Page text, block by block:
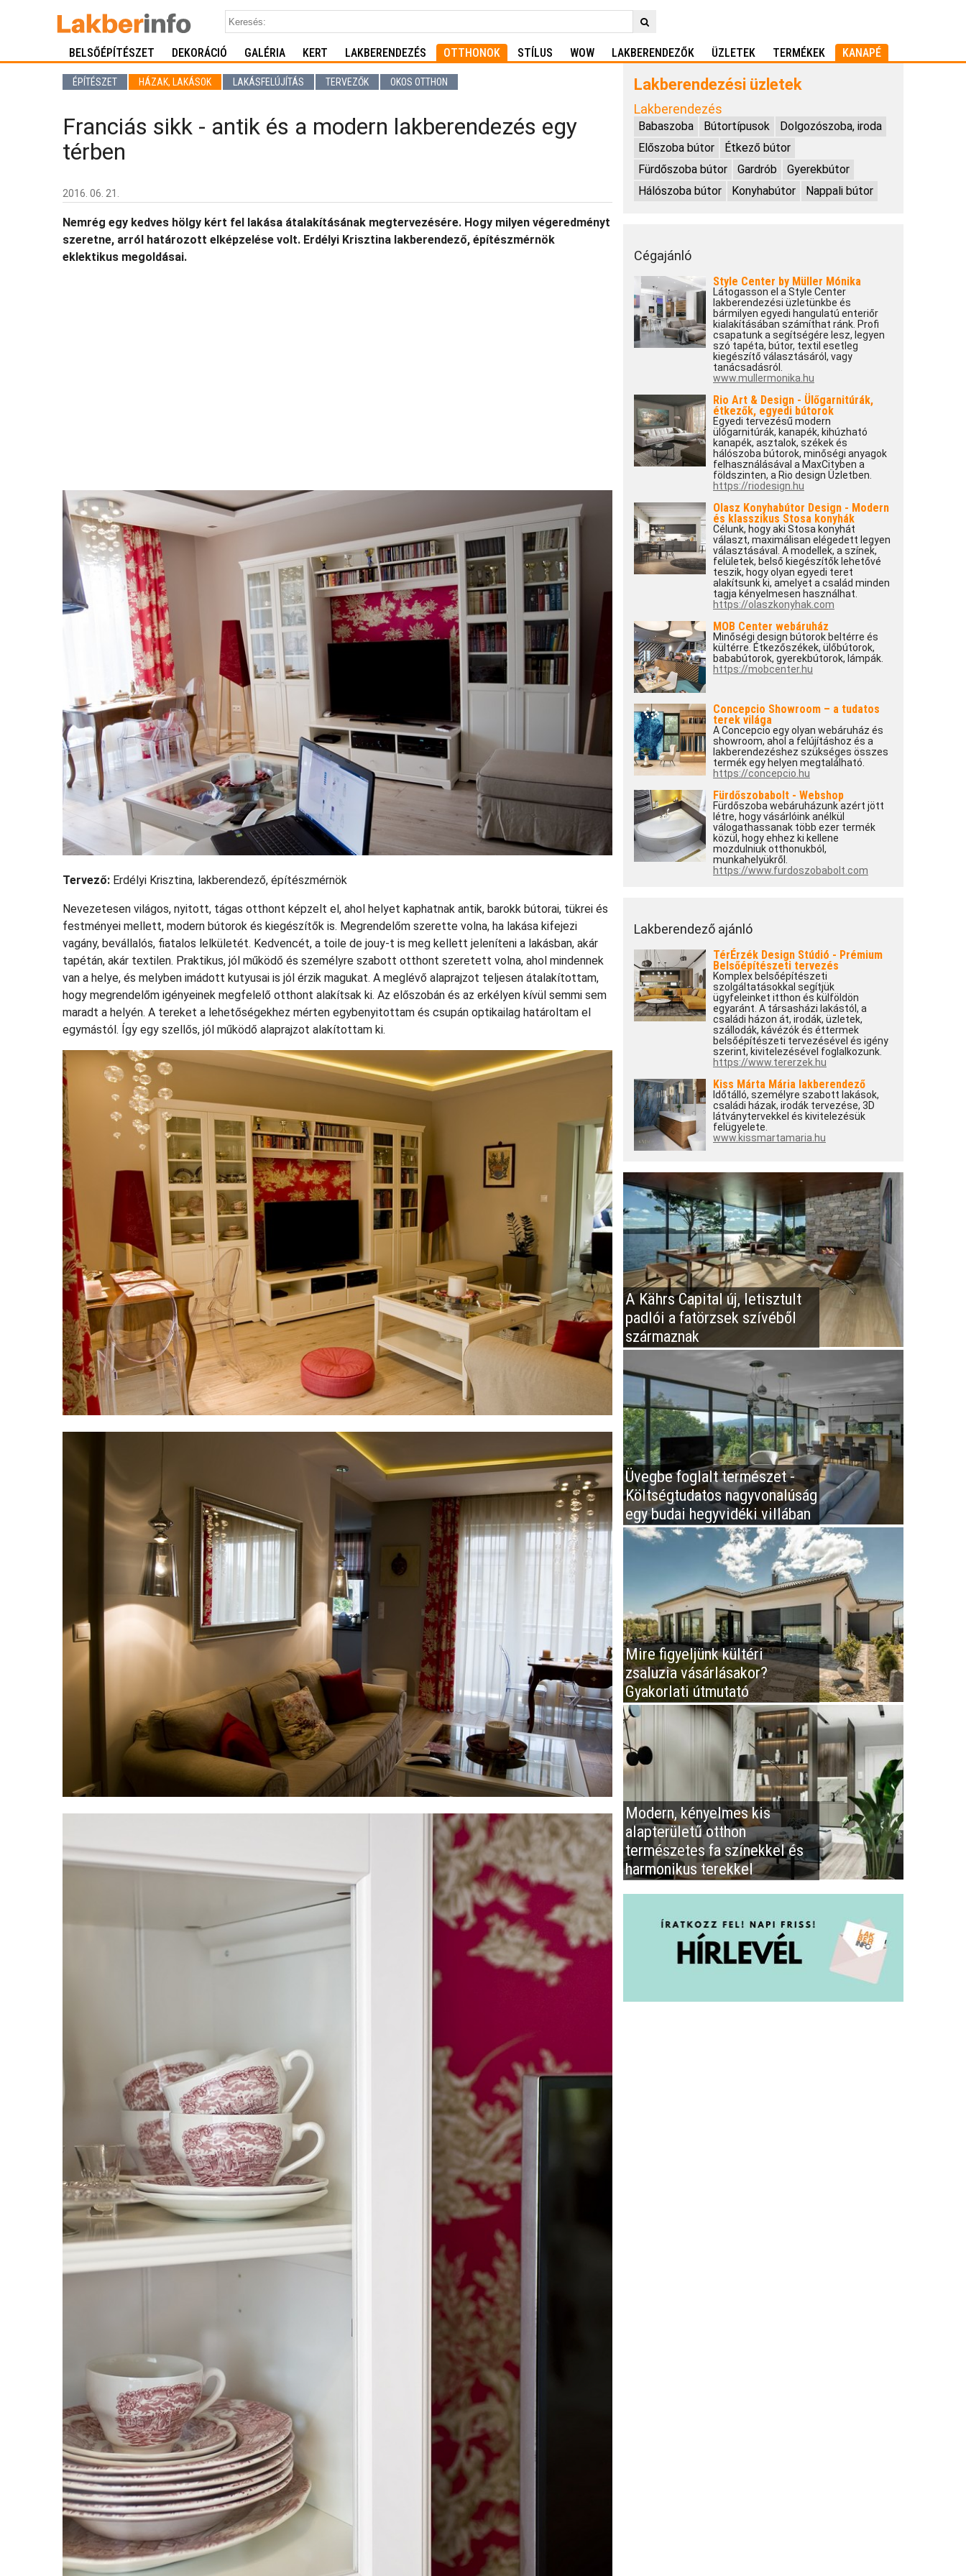
BELSŐÉPÍTÉSZET DEKORÁCIÓ GALÉRIA KERT LAKBERENDEZÉS OTTHONOK STÍLUS WOW LAKBERENDEZŐK ÜZLETEK TERMÉKEK KANAPÉ
ÉPÍTÉSZET HÁZAK, LAKÁSOK LAKÁSFELÚJÍTÁS TERVEZŐK OKOS OTTHON
Franciás sikk - antik és a modern lakberendezés egy
térben
2016. 06. 21.
Nemrég egy kedves hölgy kért fel lakása átalakításának megtervezésére. Hogy milyen végeredményt
szeretne, arról határozott elképzelése volt. Erdélyi Krisztina lakberendező, építészmérnök
eklektikus megoldásai.
Tervező: Erdélyi Krisztina, lakberendező, építészmérnök
Nevezetesen világos, nyitott, tágas otthont képzelt el, ahol helyet kaphatnak antik, barokk bútorai, tükrei és
festményei mellett, modern bútorok és kiegészítők is. Megrendelőm szerette volna, ha lakása kifejezi
vagány, bevállalós, fiatalos lelkületét. Kedvencét, a toile de jouy-t is meg kellett jeleníteni a lakásban, akár
tapétán, akár textilen. Praktikus, jól működő és személyre szabott otthont szeretett volna, ahol mindennek
van a helye, és melyben imádott kutyusai is jól érzik magukat. A meglévő alaprajzot teljesen átalakítottam,
hogy megrendelőm igényeinek megfelelő otthont alakítsak ki. Az előszobán és az erkélyen kívül semmi sem
maradt a helyén. A tereket a lehetőségekhez mérten egybenyitottam és csupán optikailag határoltam el
egymástól. Így egy szellős, jól működő alaprajzot alakítottam ki.
Lakberendezési üzletek
Lakberendezés
Babaszoba Bútortípusok
Dolgozószoba, iroda
Előszoba bútor
Étkező bútor
Fürdőszoba bútor
Gardrób
Gyerekbútor
Hálószoba bútor
Konyhabútor Nappali bútor
Cégajánló
Style Center by Müller Mónika
Látogasson el a Style Center
lakberendezési üzletünkbe és
bármilyen egyedi hangulatú enteriőr
kialakításában számíthat ránk. Profi
csapatunk a segítségére lesz, legyen
szó tapéta, bútor, textil esetleg
kiegészítő választásáról, vagy
tanácsadásról.
www.mullermonika.hu
Rio Art & Design - Ülőgarnitúrák,
étkezők, egyedi bútorok
Egyedi tervezésű modern
ülőgarnitúrák, kanapék, kihúzható
kanapék, asztalok, székek és
hálószoba bútorok, minőségi anyagok
felhasználásával a MaxCityben a
földszinten, a Rio design Üzletben.
https://riodesign.hu
Olasz Konyhabútor Design - Modern
és klasszikus Stosa konyhák
Célunk, hogy aki Stosa konyhát
választ, maximálisan elégedett legyen
választásával. A modellek, a színek,
felületek, belső kiegészítők lehetővé
teszik, hogy olyan egyedi teret
alakítsunk ki, amelyet a család minden
tagja kényelmesen használhat.
https://olaszkonyhak.com
MOB Center webáruház
Minőségi design bútorok beltérre és
kültérre. Étkezőszékek, ülőbútorok,
bababútorok, gyerekbútorok, lámpák.
https://mobcenter.hu
Concepcio Showroom – a tudatos
terek világa
A Concepcio egy olyan webáruház és
showroom, ahol a felújításhoz és a
lakberendezéshez szükséges összes
termék egy helyen megtalálható.
https://concepcio.hu
Fürdőszobabolt - Webshop
Fürdőszoba webáruházunk azért jött
létre, hogy vásárlóink anélkül
válogathassanak több ezer termék
közül, hogy ehhez ki kellene
mozdulniuk otthonukból,
munkahelyükről.
https://www.furdoszobabolt.com
Lakberendező ajánló
TérÉrzék Design Stúdió - Prémium
Belsőépítészeti tervezés
Komplex belsőépítészeti
szolgáltatásokkal segítjük
ügyfeleinket itthon és külföldön
egyaránt. A társasházi lakástól, a
családi házon át, irodák, üzletek,
szállodák, kávézók és éttermek
belsőépítészeti tervezésével és igény
szerint, kivitelezésével foglalkozunk.
https://www.tererzek.hu
Kiss Márta Mária lakberendező
Időtálló, személyre szabott lakások,
családi házak, irodák tervezése, 3D
látványtervekkel és kivitelezésük
felügyelete.
www.kissmartamaria.hu
A Kährs Capital új, letisztult
padlói a fatörzsek szívéből
származnak
Üvegbe foglalt természet -
Költségtudatos nagyvonalúság
egy budai hegyvidéki villában
Mire figyeljünk kültéri
zsaluzia vásárlásakor?
Gyakorlati útmutató
Modern, kényelmes kis
alapterületű otthon
természetes fa színekkel és
harmonikus terekkel